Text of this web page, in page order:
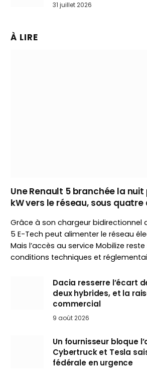
31 juillet 2026
À LIRE
Une Renault 5 branchée la nuit
kW vers le réseau, sous
Grâce à son chargeur bidirectionnel
5 E-Tech peut alimenter le réseau
Mais l’accès au service Mobilize
conditions techniques et
Dacia resserre l’écart
deux hybrides, et la
commercial
9 août 2026
Un fournisseur bloque
Cybertruck et Tesla
fédérale en urgence